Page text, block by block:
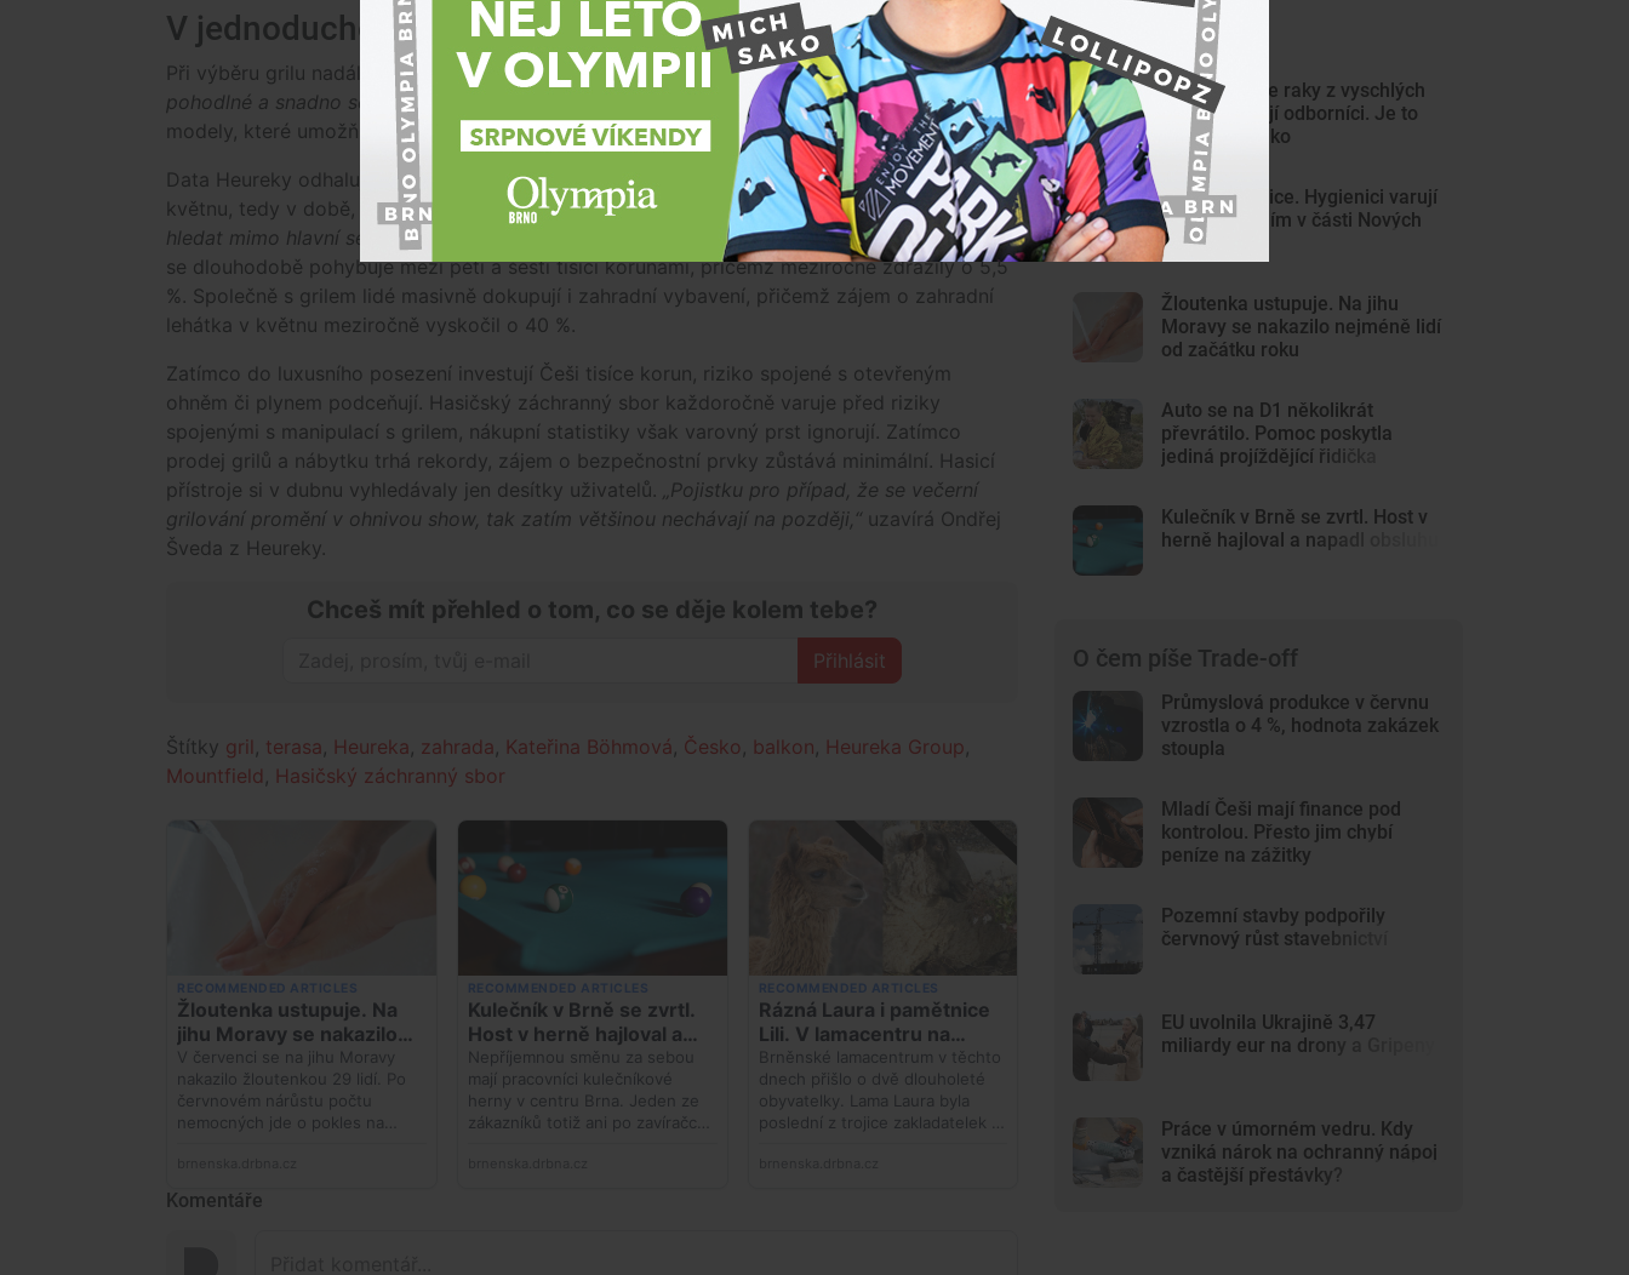
V jednoduchosti je síla
Při výběru grilu nadále vítězí pohodlí. „Dlouhodobě vedou plynové grily. Jsou rychlé,
pohodlné a snadno se ovládají,“
doplňuje Böhmová s tím, že stále oblíbenější jsou i hybridní
modely, které umožňují kombinovat plyn a dřevěné uhlí.
Data Heureky odhalují ekonomický paradox, kdy lidé po grilech nejvíce touží v dubnu a
květnu, tedy v době, kdy bývají nejdražší.„Kdo řeší hlavně cenu, může výhodnější nabídky
hledat mimo hlavní sezonu, tedy v říjnu a únoru,“
radí Šveda. Průměrná cena zahradních grilů
se dlouhodobě pohybuje mezi pěti a šesti tisíci korunami, přičemž meziročně zdražily o 5,5
%. Společně s grilem lidé masivně dokupují i zahradní vybavení, přičemž zájem o zahradní
lehátka v květnu meziročně vyskočil o 40 %.
Zatímco do luxusního posezení investují Češi tisíce korun, riziko spojené s otevřeným
ohněm či plynem podceňují. Hasičský záchranný sbor každoročně varuje před riziky
spojenými s manipulací s grilem, nákupní statistiky však varovný prst ignorují. Zatímco
prodej grilů a nábytku trhá rekordy, zájem o bezpečnostní prvky zůstává minimální. Hasicí
přístroje si v dubnu vyhledávaly jen desítky uživatelů.
„Pojistku pro případ, že se večerní
grilování promění v ohnivou show, tak zatím většinou nechávají na později,“ uzavírá Ondřej
Šveda z Heureky.
Chceš mít přehled o tom, co se děje kolem tebe?
Přihlásit
Štítky gril terasa Heureka zahrada Kateřina Böhmová Česko balkon Heureka Group
Mountfield
Hasičský záchranný sbor
Komentáře
Nejnovější články
Nepřenášejte raky z vyschlých
potoků, varují odborníci. Je to
extrémní riziko
Pozor na sinice. Hygienici varují
před koupáním v části Nových
Mlýnů
Žloutenka ustupuje. Na jihu
Moravy se nakazilo nejméně lidí
od začátku roku
Auto se na D1 několikrát
převrátilo. Pomoc poskytla
jediná projíždějící řidička
Kulečník v Brně se zvrtl. Host v
herně hajloval a napadl obsluhu
O čem píše Trade-off
Průmyslová produkce v červnu
vzrostla o 4 %, hodnota zakázek
stoupla
Mladí Češi mají finance pod
kontrolou. Přesto jim chybí
peníze na zážitky
Pozemní stavby podpořily
červnový růst stavebnictví
EU uvolnila Ukrajině 3,47
miliardy eur na drony a Gripeny
Práce v úmorném vedru. Kdy
vzniká nárok na ochranný nápoj
a častější přestávky?